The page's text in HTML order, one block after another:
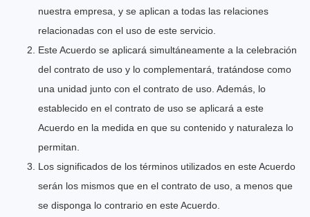
nuestra empresa, y se aplican a todas las relaciones
relacionadas con el uso de este servicio.
Este Acuerdo se aplicará simultáneamente a la celebración
del contrato de uso y lo complementará, tratándose como
una unidad junto con el contrato de uso. Además, lo
establecido en el contrato de uso se aplicará a este
Acuerdo en la medida en que su contenido y naturaleza lo
permitan.
Los significados de los términos utilizados en este Acuerdo
serán los mismos que en el contrato de uso, a menos que
se disponga lo contrario en este Acuerdo.